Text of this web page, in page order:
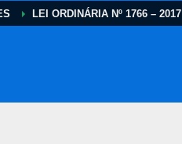
LEI ORDINÁRIA Nº 1766 – 2017